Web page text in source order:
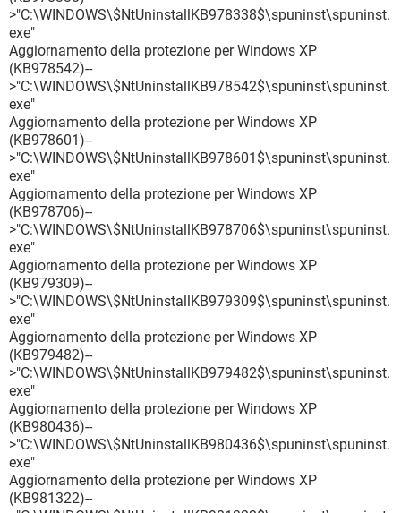
>"C:\WINDOWS\$NtUninstallKB978338$\spuninst\spuninst.
exe"
Aggiornamento della protezione per Windows XP
(KB978542)--
>"C:\WINDOWS\$NtUninstallKB978542$\spuninst\spuninst.
exe"
Aggiornamento della protezione per Windows XP
(KB978601)--
>"C:\WINDOWS\$NtUninstallKB978601$\spuninst\spuninst.
exe"
Aggiornamento della protezione per Windows XP
(KB978706)--
>"C:\WINDOWS\$NtUninstallKB978706$\spuninst\spuninst.
exe"
Aggiornamento della protezione per Windows XP
(KB979309)--
>"C:\WINDOWS\$NtUninstallKB979309$\spuninst\spuninst.
exe"
Aggiornamento della protezione per Windows XP
(KB979482)--
>"C:\WINDOWS\$NtUninstallKB979482$\spuninst\spuninst.
exe"
Aggiornamento della protezione per Windows XP
(KB980436)--
>"C:\WINDOWS\$NtUninstallKB980436$\spuninst\spuninst.
exe"
Aggiornamento della protezione per Windows XP
(KB981322)--